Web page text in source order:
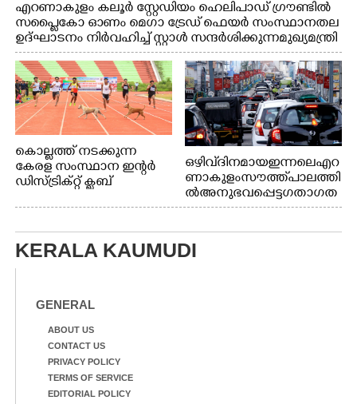
എറണാകുളം കലൂർ സ്റ്റേഡിയം ഹെലിപാഡ് ഗ്രൗണ്ടിൽ
സപ്ളൈകോ ഓണം മെഗാ ട്രേഡ് ഫെയർ സംസ്ഥാനതല
ഉദ്ഘാടനം നിർവഹിച്ച് സ്റ്റാൾ സന്ദർശിക്കുന്ന മുഖ്യമന്ത്രി
വി.ഡി. സതീശൻ. മന്ത്രി അനൂപ് ജേക്കബ് സമീപം
കൊല്ലത്ത് നടക്കുന്ന
കേരള സംസ്ഥാന ഇന്റർ
ഡിസ്ട്രിക്റ്റ് ക്ലബ്
20 ആൺകുട്ടികളുടെ 200
മീറ്റർ ഓട്ടം ഫൈനൽ
മത്സരത്തിനിടെ സിന്തറ്റിക്
ഒഴിവ് ദിനമായ ഇന്നലെ എറ
ണാകുളം സൗത്ത് പാലത്തി
ൽ അനുഭവപ്പെട്ട ഗതാഗത
ക്കുരുക്ക്
KERALA KAUMUDI
GENERAL
ABOUT US
CONTACT US
PRIVACY POLICY
TERMS OF SERVICE
EDITORIAL POLICY